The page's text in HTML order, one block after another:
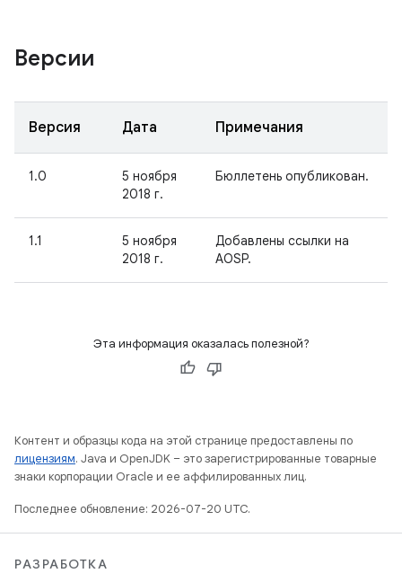
Версии
Версия Дата Примечания
1.0
5 ноября
2018 г.
Бюллетень опубликован.
1.1
5 ноября
2018 г.
Добавлены ссылки на
AOSP.
Эта информация оказалась полезной?
Контент и образцы кода на этой странице предоставлены по
лицензиям. Java и OpenJDK – это зарегистрированные товарные
знаки корпорации Oracle и ее аффилированных лиц.
Последнее обновление: 2026-07-20 UTC.
РАЗРАБОТКА